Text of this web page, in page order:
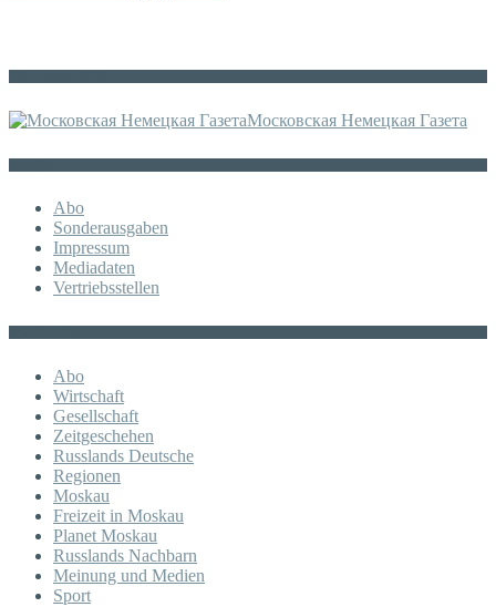
Московская Немецкая Газета
Abo
Sonderausgaben
Impressum
Mediadaten
Vertriebsstellen
Abo
Wirtschaft
Gesellschaft
Zeitgeschehen
Russlands Deutsche
Regionen
Moskau
Freizeit in Moskau
Planet Moskau
Russlands Nachbarn
Meinung und Medien
Sport